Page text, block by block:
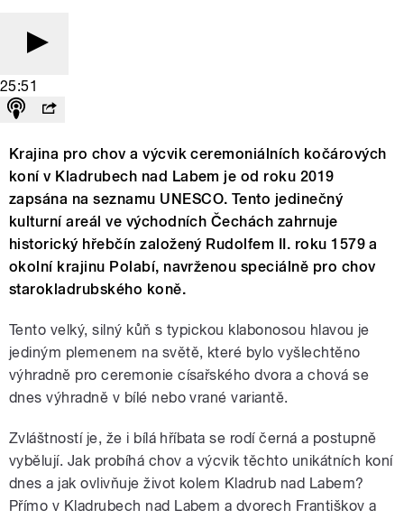
25:51
Krajina pro chov a výcvik ceremoniálních kočárových
koní v Kladrubech nad Labem je od roku 2019
zapsána na seznamu UNESCO. Tento jedinečný
kulturní areál ve východních Čechách zahrnuje
historický hřebčín založený Rudolfem II. roku 1579 a
okolní krajinu Polabí, navrženou speciálně pro chov
starokladrubského koně.
Tento velký, silný kůň s typickou klabonosou hlavou je
jediným plemenem na světě, které bylo vyšlechtěno
výhradně pro ceremonie císařského dvora a chová se
dnes výhradně v bílé nebo vrané variantě.
Zvláštností je, že i bílá hříbata se rodí černá a postupně
vybělují. Jak probíhá chov a výcvik těchto unikátních koní
dnes a jak ovlivňuje život kolem Kladrub nad Labem?
Přímo v Kladrubech nad Labem a dvorech Františkov a